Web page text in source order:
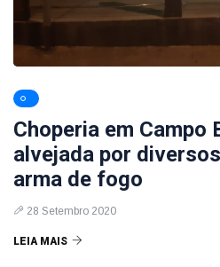
Choperia em Campo
alvejada por
arma de fogo
28 Setembro 2020
LEIA MAIS